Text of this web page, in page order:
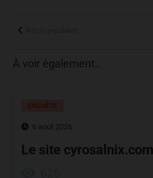
À voir également…
6 août 2026
Le site cyrosalnix.com